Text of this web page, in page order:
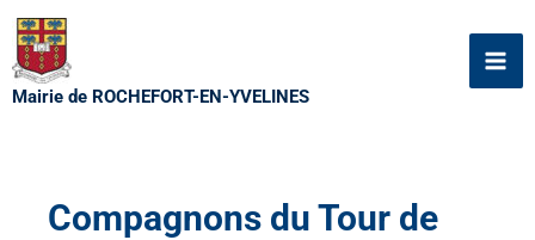
Aller
au
contenu
Mairie de ROCHEFORT-EN-YVELINES
Compagnons du Tour de